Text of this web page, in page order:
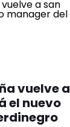
vuelve a
el nuevo